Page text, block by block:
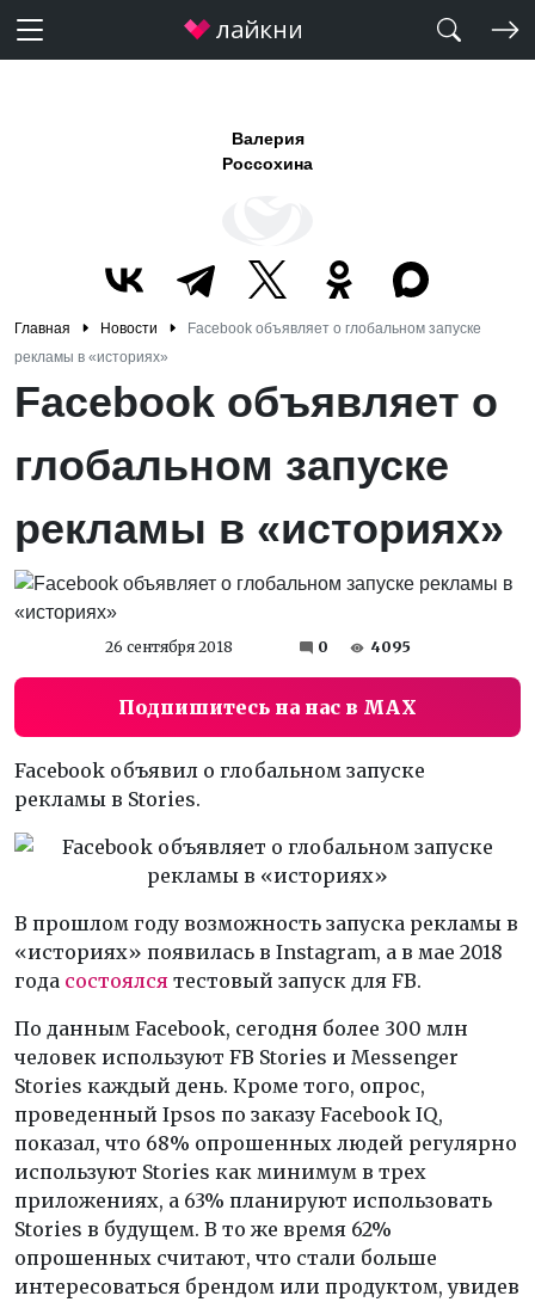
Валерия
Россохина
Главная Новости
Facebook объявляет о глобальном запуске
рекламы в «историях»
Facebook объявляет о
глобальном запуске
рекламы в «историях»
26 сентября 2018 0 4095
Подпишитесь на нас в MAX
Facebook объявил о глобальном запуске
рекламы в Stories.
В прошлом году возможность запуска рекламы в
«историях» появилась в Instagram, а в мае 2018
года состоялся тестовый запуск для FB.
По данным Facebook, сегодня более 300 млн
человек используют FB Stories и Messenger
Stories каждый день. Кроме того, опрос,
проведенный Ipsos по заказу Facebook IQ,
показал, что 68% опрошенных людей регулярно
используют Stories как минимум в трех
приложениях, а 63% планируют использовать
Stories в будущем. В то же время 62%
опрошенных считают, что стали больше
интересоваться брендом или продуктом, увидев